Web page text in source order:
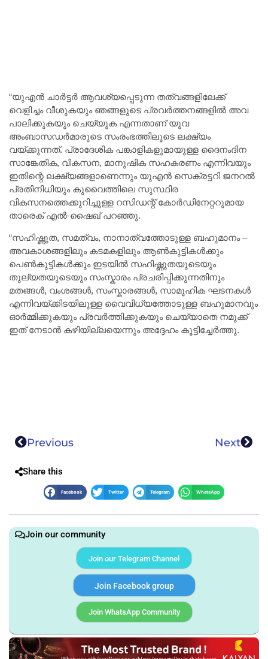
“യുഎൻ ചാർട്ടർ ആവശ്യപ്പെടുന്ന തത്വങ്ങളിലേക്ക്
വെളിച്ചം വീശുകയും ഞങ്ങളുടെ പ്രവർത്തനങ്ങളിൽ അവ
പാലിക്കുകയും ചെയ്യുക എന്നതാണ് യുവ
അംബാസഡർമാരുടെ സംരംഭത്തിലൂടെ ലക്ഷ്യം
വയ്ക്കുന്നത്. പ്രാദേശിക പങ്കാളികളുമായുള്ള ദൈനംദിന
സാങ്കേതിക, വികസന, മാനുഷിക സഹകരണം എന്നിവയും
ഇതിന്റെ ലക്ഷ്യങ്ങളാണെന്നും യുഎൻ സെക്രട്ടറി ജനറൽ
പ്രതിനിധിയും കുവൈത്തിലെ സുസ്ഥിര
വികസനത്തെക്കുറിച്ചുള്ള റസിഡന്റ് കോർഡിനേറ്ററുമായ
താരെക് എൽ-ഷൈഖ് പറഞ്ഞു.
“സഹിഷ്ണുത, സമത്വം, നാനാത്വത്തോടുള്ള ബഹുമാനം –
അവകാശങ്ങളിലും കടമകളിലും ആൺകുട്ടികൾക്കും
പെൺകുട്ടികൾക്കും ഇടയിൽ സഹിഷ്ണുതയുടെയും
തുല്യതയുടെയും സംസ്കാരം പ്രചരിപ്പിക്കുന്നതിനും
മതങ്ങൾ, വംശങ്ങൾ, സംസ്കാരങ്ങൾ, സാമൂഹിക ഘടനകൾ
എന്നിവയ്‌ക്കിടയിലുള്ള വൈവിധ്യത്തോടുള്ള ബഹുമാനവും
ഓർമ്മിക്കുകയും പ്രവർത്തിക്കുകയും ചെയ്യാതെ നമുക്ക്
ഇത് നേടാൻ കഴിയില്ലയെന്നും അദ്ദേഹം കൂട്ടിച്ചേർത്തു.
Previous Next
Share this
Facebook Twitter Telegram WhatsApp
Join our community
Join our Telegram Channel
Join Facebook group
Join WhatsApp Community